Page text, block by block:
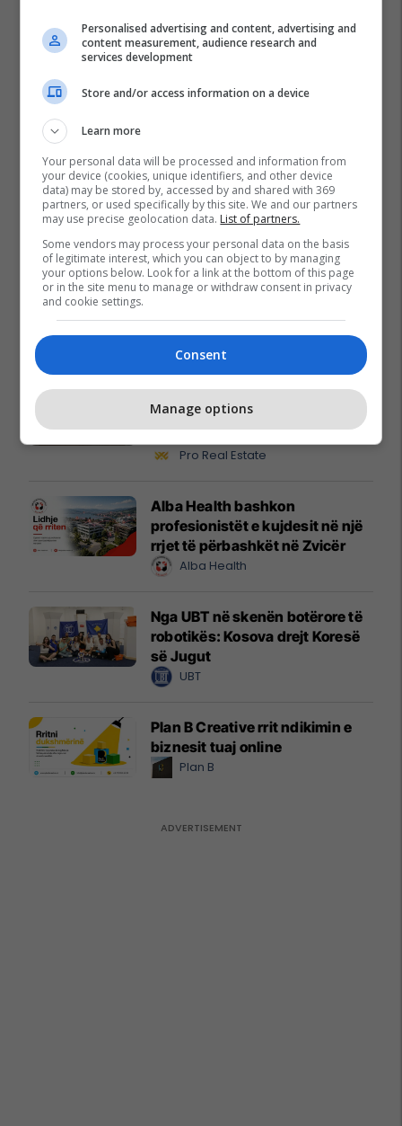
Promo Reklamo këtu
Banesë 98.96m² në shitje në
Lakrishtë – banim modern pranë
qendrës #16060
Pro Real Estate
Alba Health bashkon
profesionistët e kujdesit në një
rrjet të përbashkët në Zvicër
Alba Health
Nga UBT në skenën botërore të
robotikës: Kosova drejt Koresë
së Jugut
UBT
Plan B Creative rrit ndikimin e
biznesit tuaj online
Plan B
Personalised advertising and content, advertising and
content measurement, audience research and
services development
Store and/or access information on a device
Learn more
Your personal data will be processed and information from
your device (cookies, unique identifiers, and other device
data) may be stored by, accessed by and shared with 369
partners, or used specifically by this site. We and our partners
may use precise geolocation data. List of partners.
Some vendors may process your personal data on the basis
of legitimate interest, which you can object to by managing
your options below. Look for a link at the bottom of this page
or in the site menu to manage or withdraw consent in privacy
and cookie settings.
Consent
Manage options